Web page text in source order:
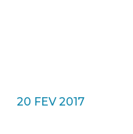
20 FEV 2017